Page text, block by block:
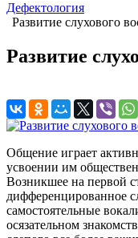
Дефектология
Развитие слухового
Развитие
Общение играет
усвоении им
Возникшее на первой
дифференцированное
самостоятельные
осязательном